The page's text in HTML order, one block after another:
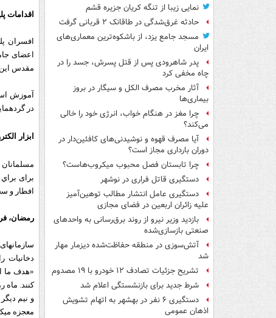
نمایی زیبا از تنگه کریان جزیره قشم
حادثه غرق‌شدگی در طاقانک ۲ قربانی گرفت
مسجد جامع یزد، از باشکوه‌ترین معماری‌های
ایران
پدر شاهرودی پس از قتل پسرش، جسد را در
چاه مخفی کرد
آثار مخرب مصرف الکل و سیگار در بروز
بیماری‌ها
چرا مغز در هنگام خواب، انرژی خود را خالی
می‌کند؟
آیا مصرف قهوه و نوشیدنی‌های کافئین‌دار در
دوران بارداری مجاز است؟
چرا تابستان فصل محبوب میکروب‌هاست؟
دستگیری قاتل فراری در نوشهر
دستگیری عامل انتشار مطالب توهین‌آمیز
علیه زائران اربعین در فضای مجازی
بازدید وزیر نیرو از روند برق‌رسانی به واحدهای
صنعتی بازسازی‌شده
آتش‌سوزی در منطقه حفاظت‌شده دیزمار مهار
شد
تشریح جزئیات تصادف ۱۲ خودرو با ۱۹ مصدوم
شرط جدید برای بازنشستگی اعلام شد
دستگیری ۶ نفر در بهشهر به اتهام تشویش
اذهان عمومی
اقدامات
افسران
اعضای
مقدس این
آموزش
در
ابزار
مسلمانان
برای
افطار و
رمضان،
دخانیات
«هدف ما
کنند. ماه
و نیم
معجزه